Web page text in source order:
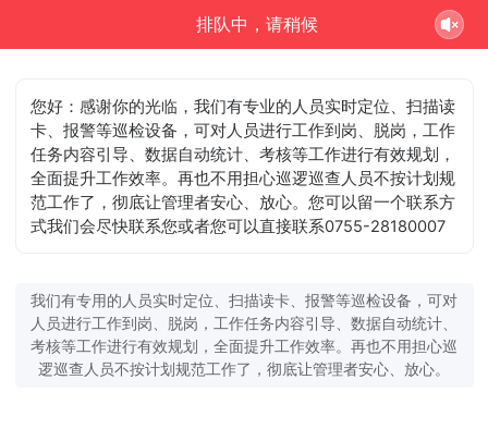
排队中，请稍候
您好：感谢你的光临，我们有专业的人员实时定位、扫描读
卡、报警等巡检设备，可对人员进行工作到岗、脱岗，工作
任务内容引导、数据自动统计、考核等工作进行有效规划，
全面提升工作效率。再也不用担心巡逻巡查人员不按计划规
范工作了，彻底让管理者安心、放心。您可以留一个联系方
式我们会尽快联系您或者您可以直接联系0755-28180007
我们有专用的人员实时定位、扫描读卡、报警等巡检设备，可对
人员进行工作到岗、脱岗，工作任务内容引导、数据自动统计、
考核等工作进行有效规划，全面提升工作效率。再也不用担心巡
逻巡查人员不按计划规范工作了，彻底让管理者安心、放心。